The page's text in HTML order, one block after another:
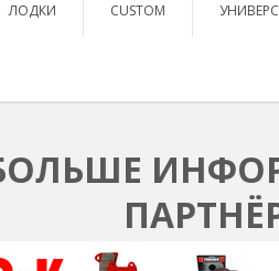
ЛОДКИ CUSTOM